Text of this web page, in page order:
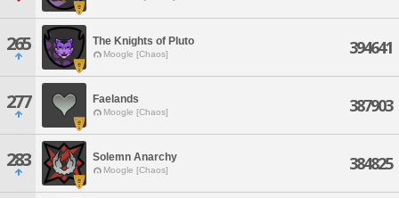
265 The Knights of Pluto
Moogle [Chaos] 394641
277 Faelands
Moogle [Chaos] 387903
283 Solemn Anarchy
Moogle [Chaos] 384825